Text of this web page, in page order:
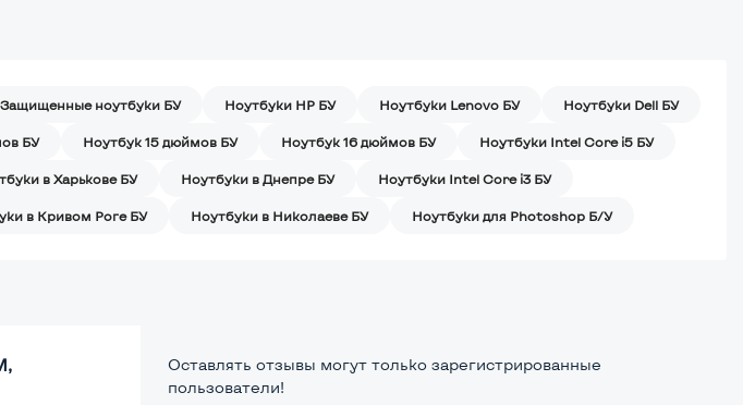
Защищенные ноутбуки БУ Ноутбуки HP БУ Ноутбуки Lenovo БУ Ноутбуки Dell БУ
БУ Ноутбук 15 дюймов БУ Ноутбук 16 дюймов БУ Ноутбуки Intel Core i5 БУ
в Харькове БУ Ноутбуки в Днепре БУ Ноутбуки Intel Core i3 БУ
в Кривом Роге БУ Ноутбуки в Николаеве БУ Ноутбуки для Photoshop Б/У
Оставлять отзывы могут только зарегистрированные
пользователи!